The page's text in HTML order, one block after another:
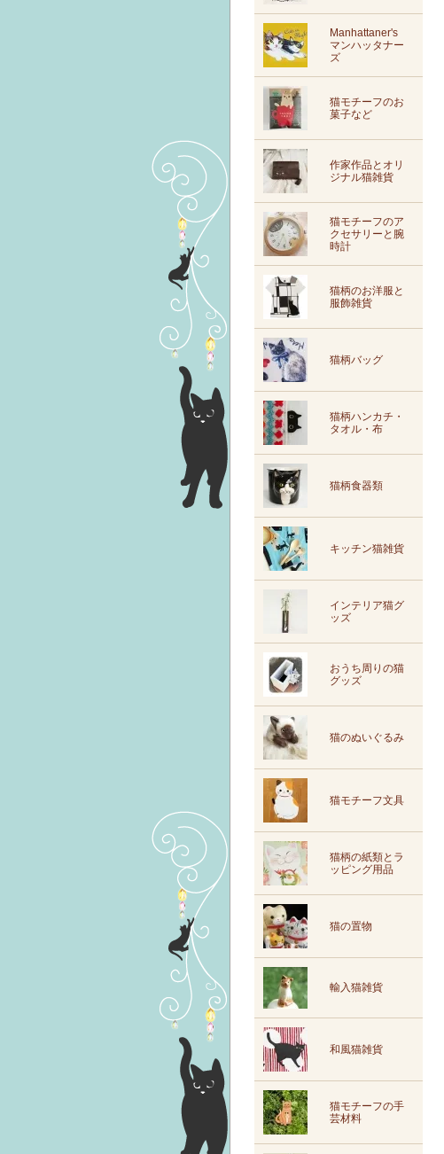
Manhattaner's
マンハッタナー
ズ
猫モチーフのお
菓子など
作家作品とオリ
ジナル猫雑貨
猫モチーフのア
クセサリーと腕
時計
猫柄のお洋服と
服飾雑貨
猫柄バッグ
猫柄ハンカチ・
タオル・布
猫柄食器類
キッチン猫雑貨
インテリア猫グ
ッズ
おうち周りの猫
グッズ
猫のぬいぐるみ
猫モチーフ文具
猫柄の紙類とラ
ッピング用品
猫の置物
輸入猫雑貨
和風猫雑貨
猫モチーフの手
芸材料